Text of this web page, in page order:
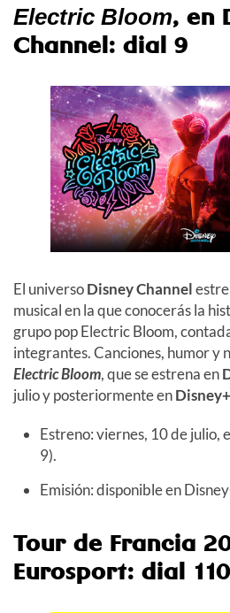
Electric Bloom, en
Channel: dial 9
El universoDisney Channel
musical en la que conocerás la
grupo pop Electric Bloom,
integrantes. Canciones, humor y
Electric Bloom, que se estrena en
julio y posteriormente enDisney+
Estreno: viernes, 10 de julio,
9).
Emisión: disponible en
Tour de Francia
Eurosport: dial 110